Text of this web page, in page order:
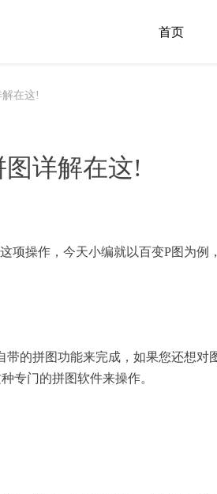
首页
在这!
详解在这!
项操作，今天小编就以百变P图 为例，
的拼图功能来完成，如果您还想对
专门的拼图软件来操作。